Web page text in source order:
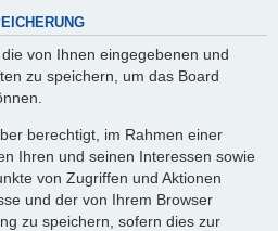
von Ihnen eingegebenen und
zu speichern, um das Board
berechtigt, im Rahmen einer
Ihren und seinen Interessen sowie
von Zugriffen und Aktionen
und der von Ihrem Browser
zu speichern, sofern dies zur